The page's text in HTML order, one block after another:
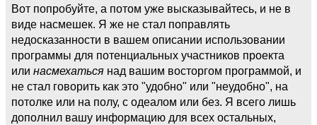
Вот попробуйте, а потом уже высказывайтесь, и не в
виде насмешек. Я же не стал поправлять
недосказанности в вашем описании использовании
программы для потенциальных участников проекта
или насмехаться над вашим восторгом программой, и
не стал говорить как это "удобно" или "неудобно", на
потолке или на полу, с одеалом или без. Я всего лишь
дополнил вашу информацию для всех остальных,